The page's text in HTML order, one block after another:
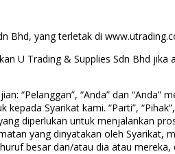
Bhd, yang terletak di
U Trading & Supplies Sdn Bhd
“Pelanggan”, “Anda” dan “Anda”
Syarikat kami. “Parti”,
diperlukan untuk menjalankan
yang dinyatakan oleh Syarikat,
besar dan/atau dia atau